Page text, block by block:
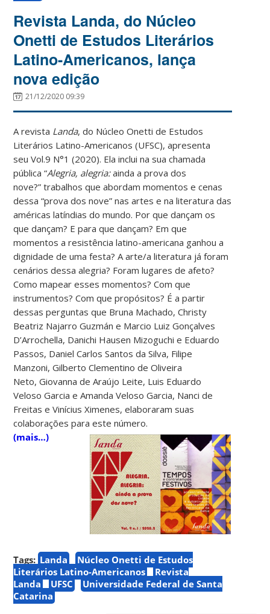
Revista Landa, do Núcleo
Onetti de Estudos Literários
Latino-Americanos, lança
nova edição
21/12/2020 09:39
A revista Landa, do Núcleo Onetti de Estudos
Literários Latino-Americanos (UFSC), apresenta
seu Vol.9 N°1 (2020). Ela inclui na sua chamada
pública “Alegria, alegria:ainda a prova dos
nove?” trabalhos que abordam momentos e cenas
dessa “prova dos nove” nas artes e na literatura das
américas latíndias do mundo. Por que dançam os
que dançam? E para que dançam? Em que
momentos a resistência latino-americana ganhou a
dignidade de uma festa? A arte/a literatura já foram
cenários dessa alegria? Foram lugares de afeto?
Como mapear esses momentos? Com que
instrumentos? Com que propósitos? É a partir
dessas perguntas que Bruna Machado, Christy
Beatriz Najarro Guzmán e Marcio Luiz Gonçalves
D’Arrochella, Danichi Hausen Mizoguchi e Eduardo
Passos, Daniel Carlos Santos da Silva, Filipe
Manzoni, Gilberto Clementino de Oliveira
Neto, Giovanna de Araújo Leite, Luis Eduardo
Veloso Garcia e Amanda Veloso Garcia, Nanci de
Freitas e Vinícius Ximenes, elaboraram suas
colaborações para este número.
(mais…)
Tags: Landa
Núcleo Onetti de Estudos
Literários Latino-Americanos
Revista
Landa
UFSC
Universidade Federal de Santa
Catarina